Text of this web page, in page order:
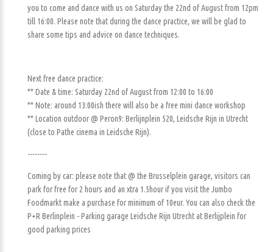
you to come and dance with us on Saturday the 22nd of August from 12pm
till 16:00. Please note that during the dance practice, we will be glad to
share some tips and advice on dance techniques.
Next free dance practice:
** Date & time: Saturday 22nd of August from 12:00 to 16:00
** Note: around 13:00ish there will also be a free mini dance workshop
** Location outdoor @ Peron9: Berlijnplein 520, Leidsche Rijn in Utrecht
(close to Pathe cinema in Leidsche Rijn).
--------
Coming by car: please note that @ the Brusselplein garage, visitors can
park for free for 2 hours and an xtra 1.5hour if you visit the Jumbo
Foodmarkt make a purchase for minimum of 10eur. You can also check the
P+R Berlinplein - Parking garage Leidsche Rijn Utrecht at Berlijplein for
good parking prices